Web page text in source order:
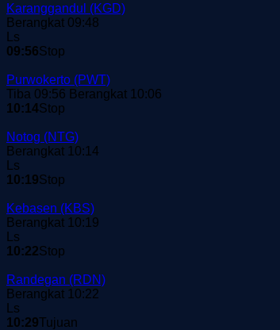
Karanggandul (KGD)
Berangkat 09:48
Ls
09:56Stop
Purwokerto (PWT)
Tiba 09:56 Berangkat 10:06
10:14Stop
Notog (NTG)
Berangkat 10:14
Ls
10:19Stop
Kebasen (KBS)
Berangkat 10:19
Ls
10:22Stop
Randegan (RDN)
Berangkat 10:22
Ls
10:29Tujuan